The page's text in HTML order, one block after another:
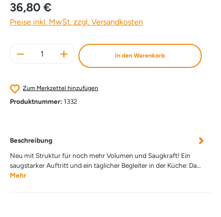
36,80 €
Preise inkl. MwSt. zzgl. Versandkosten
Produkt Anzahl: Gib den gewünschten
In den Warenkorb
Zum Merkzettel hinzufügen
Produktnummer: 1332
Beschreibung
Neu mit Struktur für noch mehr Volumen und Saugkraft! Ein
saugstarker Auftritt und ein täglicher Begleiter in der Küche: Da…
Mehr